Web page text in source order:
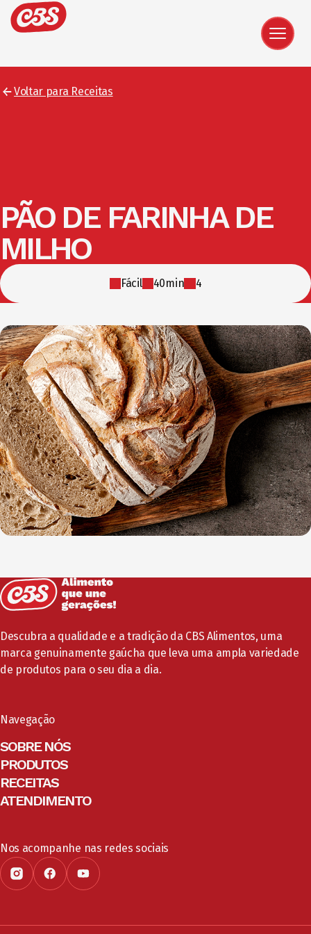
Voltar para Receitas
PÃO DE FARINHA DE
MILHO
Fácil 40min 4
Descubra a qualidade e a tradição da CBS Alimentos, uma
marca genuinamente gaúcha que leva uma ampla variedade
de produtos para o seu dia a dia.
Navegação
SOBRE NÓS
PRODUTOS
RECEITAS
ATENDIMENTO
Nos acompanhe nas redes sociais